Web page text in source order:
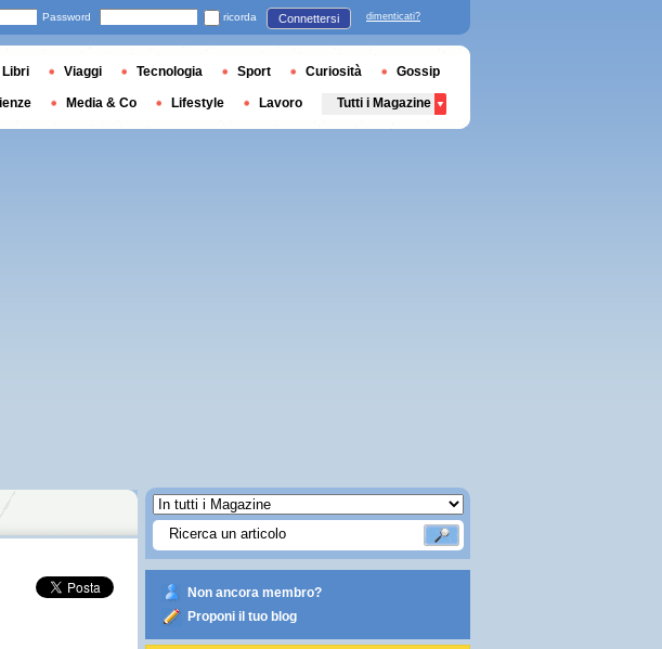
Non ancora membro?
Proponi il tuo blog
Password ricorda Connettersi dimenticati?
Libri Viaggi Tecnologia Sport Curiosità Gossip
Media & Co Lifestyle Lavoro Tutti i Magazine